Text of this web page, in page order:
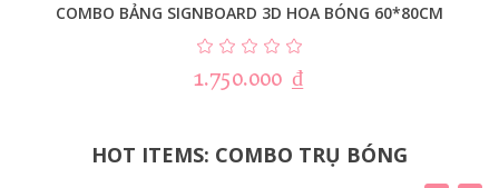
COMBO BẢNG SIGNBOARD 3D HOA BÓNG 60*80CM
1.750.000 ₫
HOT ITEMS: COMBO TRỤ BÓNG